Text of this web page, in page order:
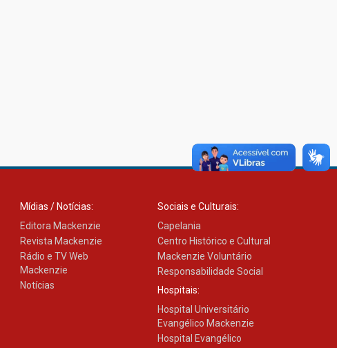
Mídias / Notícias:
Editora Mackenzie
Revista Mackenzie
Rádio e TV Web
Mackenzie
Notícias
Sociais e Culturais:
Capelania
Centro Histórico e Cultural
Mackenzie Voluntário
Responsabilidade Social
Hospitais:
Hospital Universitário
Evangélico Mackenzie
Hospital Evangélico